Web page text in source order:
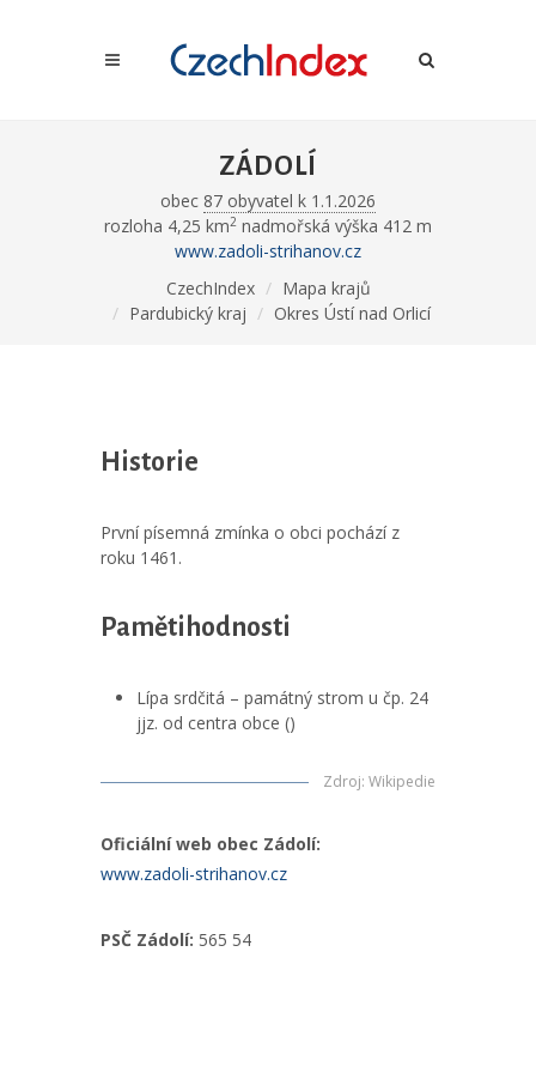
ZÁDOLÍ
obec 87 obyvatel k 1.1.2026
rozloha 4,25 km2 nadmořská výška 412 m
www.zadoli-strihanov.cz
CzechIndex
Mapa krajů
Pardubický kraj
Okres Ústí nad Orlicí
Historie
První písemná zmínka o obci pochází z
roku 1461.
Pamětihodnosti
Lípa srdčitá – památný strom u čp. 24
jjz. od centra obce ()
Zdroj: Wikipedie
Oficiální web obec Zádolí:
www.zadoli-strihanov.cz
PSČ Zádolí: 565 54